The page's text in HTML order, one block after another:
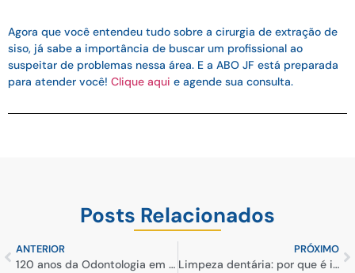
Agora que você entendeu tudo sobre a cirurgia de extração de
siso, já sabe a importância de buscar um profissional ao
suspeitar de problemas nessa área. E a ABO JF está preparada
para atender você! Clique aqui e agende sua consulta.
Posts Relacionados
ANTERIOR
120 anos da Odontologia em Juiz de Fora
PRÓXIMO
Limpeza dentária: por que é importante realizar o procedimento com frequência?